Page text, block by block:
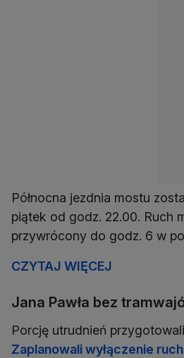
Północna jezdnia mostu
piątek od godz. 22.00. Ruch
przywrócony do godz. 6 w
CZYTAJ WIĘCEJ
Jana Pawła bez
Porcję utrudnień
Zaplanowali wyłączenie